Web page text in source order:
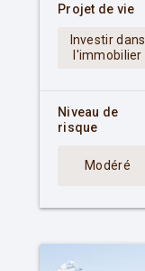
Projet de vie
Investir dans
l'immobilier
Niveau de
risque
Modéré